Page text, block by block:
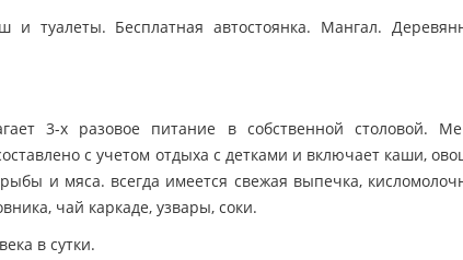
туалеты. Бесплатная автостоянка. Мангал.
3-х разовое питание в собственной столовой.
с учетом отдыха с детками и включает каши,
и мяса. всегда имеется свежая выпечка,
чай каркаде, узвары, соки.
в сутки.